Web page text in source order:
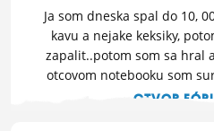
Ja som dneska spal do 10,
kavu a nejake keksiky,
zapalit..potom som sa hral
otcovom notebooku som
OTVOR